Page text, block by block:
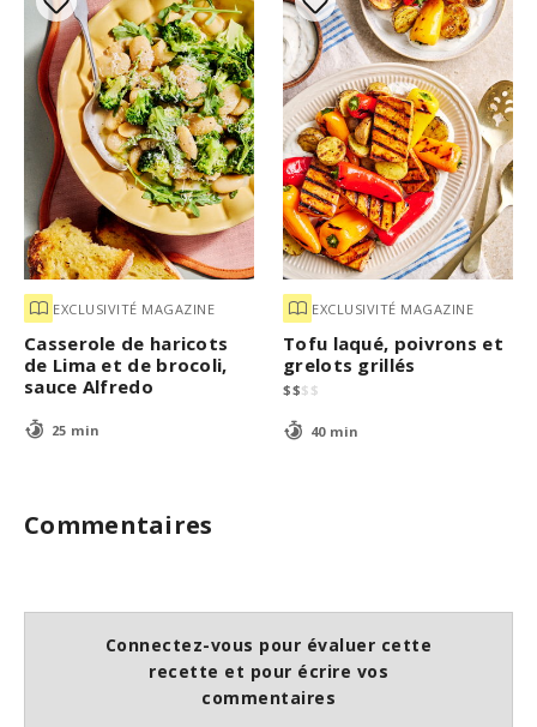
EXCLUSIVITÉ MAGAZINE
Casserole de haricots
de Lima et de brocoli,
sauce Alfredo
25 min
EXCLUSIVITÉ MAGAZINE
Tofu laqué, poivrons et
grelots grillés
$$$ $
40 min
Commentaires
Connectez-vous pour évaluer cette
recette et pour écrire vos
commentaires